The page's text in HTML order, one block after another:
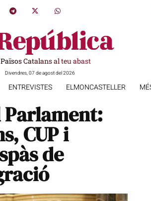
Catalans al teu abast
Divendres, 07 de agost del 2026
ENTREVISTES ELMONCASTELLER
CUP i
de